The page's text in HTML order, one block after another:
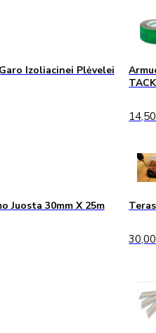
Izoliacinei Plėvelei
TACK
Juosta 30mm X 25m